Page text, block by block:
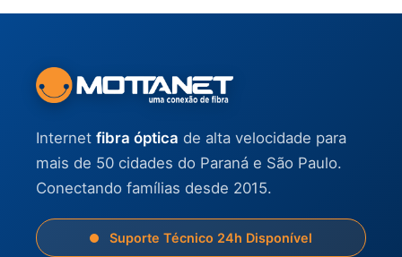
Internet fibra óptica de alta velocidade para
mais de 50 cidades do Paraná e São Paulo.
Conectando famílias desde 2015.
Suporte Técnico 24h Disponível